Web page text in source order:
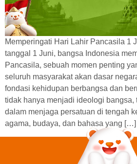
Memperingati Hari Lahir Pancasila 1
tanggal 1 Juni, bangsa Indonesia
Pancasila, sebuah momen penting
seluruh masyarakat akan dasar
fondasi kehidupan berbangsa dan
tidak hanya menjadi ideologi bangsa,
dalam menjaga persatuan di tengah
agama, budaya, dan bahasa yang […]